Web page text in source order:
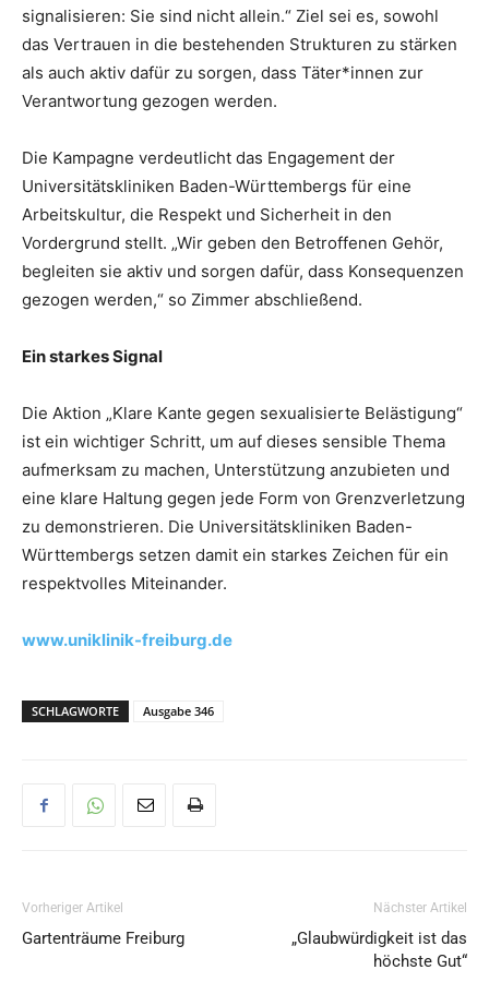
signalisieren: Sie sind nicht allein.“ Ziel sei es, sowohl
das Vertrauen in die bestehenden Strukturen zu stärken
als auch aktiv dafür zu sorgen, dass Täter*innen zur
Verantwortung gezogen werden.
Die Kampagne verdeutlicht das Engagement der
Universitätskliniken Baden-Württembergs für eine
Arbeitskultur, die Respekt und Sicherheit in den
Vordergrund stellt. „Wir geben den Betroffenen Gehör,
begleiten sie aktiv und sorgen dafür, dass Konsequenzen
gezogen werden,“ so Zimmer abschließend.
Ein starkes Signal
Die Aktion „Klare Kante gegen sexualisierte Belästigung“
ist ein wichtiger Schritt, um auf dieses sensible Thema
aufmerksam zu machen, Unterstützung anzubieten und
eine klare Haltung gegen jede Form von Grenzverletzung
zu demonstrieren. Die Universitätskliniken Baden-
Württembergs setzen damit ein starkes Zeichen für ein
respektvolles Miteinander.
www.uniklinik-freiburg.de
SCHLAGWORTE Ausgabe 346
Vorheriger Artikel
Gartenträume Freiburg
Nächster Artikel
„Glaubwürdigkeit ist das
höchste Gut“